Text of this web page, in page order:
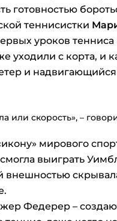
готовностью
теннисистки
уроков
уходили с корта, и
и
или скорость», –
мирового
выиграть
внешностью
Федерер –